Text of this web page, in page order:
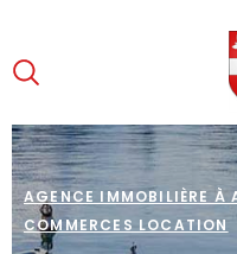
lamenu
contenu
AGENCE IMMOBILIÈRE À
COMMERCES LOCATION